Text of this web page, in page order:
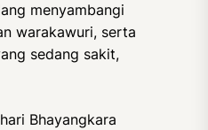
menyambangi
warakawuri, serta
sedang sakit,
Bhayangkara